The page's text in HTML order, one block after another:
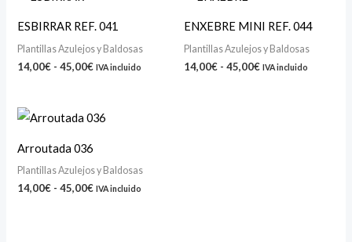
ESBIRRAR REF. 041
Plantillas Azulejos y Baldosas
14,00€ - 45,00€
desde
14,00€
hasta
45,00€
IVA incluido
ENXEBRE MINI REF. 044
Plantillas Azulejos y Baldosas
14,00€ - 45,00€
desde
14,00€
hasta
45,00€
IVA incluido
Arroutada 036
Plantillas Azulejos y Baldosas
14,00€ - 45,00€
Rango
de
14,00€
hasta
45,00€
IVA incluido